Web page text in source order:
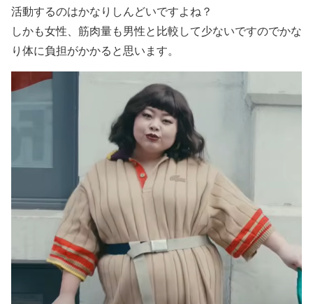
活動するのはかなりしんどいですよね？
しかも女性、筋肉量も男性と比較して少ないですのでかな
り体に負担がかかると思います。